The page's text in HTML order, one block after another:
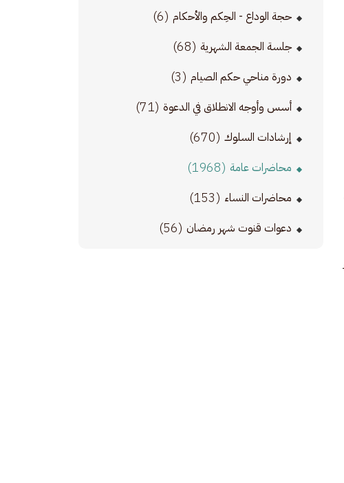
حجة الوداع - الحِكم والأحكام (6)
جلسة الجمعة الشهرية (68)
دورة مناحي حكم الصيام (3)
أسس وأوجه الانطلاق في الدعوة (71)
إرشادات السلوك (670)
محاضرات عامة (1968)
محاضرات النساء (153)
دعوات قنوت شهر رمضان (56)